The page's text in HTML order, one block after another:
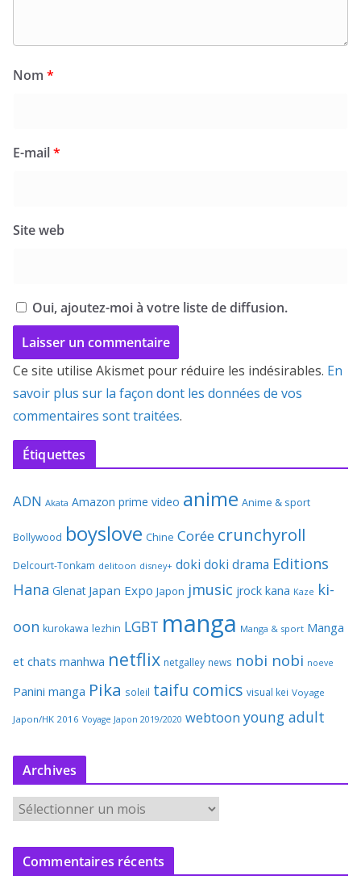
Nom *
E-mail*
Site web
Oui, ajoutez-moi à votre liste de diffusion.
Ce site utilise Akismet pour réduire les indésirables. En
savoir plus sur la façon dont les données de vos
commentaires sont traitées.
Étiquettes
ADN Akata Amazon prime video anime Anime & sport
Bollywood boyslove Chine Corée crunchyroll
Delcourt-Tonkam delitoon disney+ doki doki drama Editions
Hana Glenat Japan Expo Japon jmusic jrock kana Kaze ki-
oon kurokawa lezhin LGBT manga Manga & sport Manga
et chats manhwa netflix netgalley news nobi nobi noeve
Panini manga Pika soleil taifu comics visual kei Voyage
Japon/HK 2016 Voyage Japon 2019/2020 webtoon young adult
Archives
r
c
Commentaires récents